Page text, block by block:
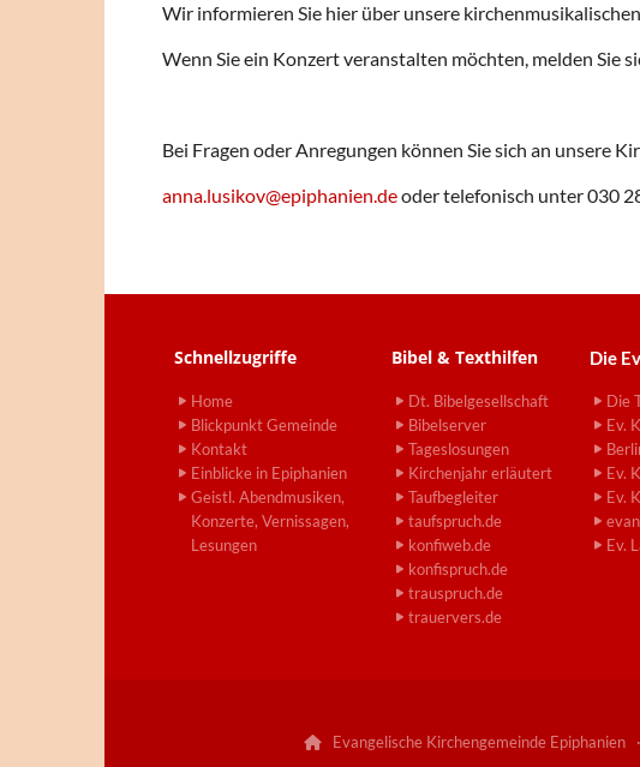
Wir informieren Sie hier über unsere
Wenn Sie ein Konzert veranstalten möchten, melden Sie
Bei Fragen oder Anregungen können Sie sich an unsere
anna.lusikov@epiphanien.deoder telefonisch unter 030
Schnellzugriffe
Home
Blickpunkt Gemeinde
Kontakt
Einblicke in Epiphanien
Geistl. Abendmusiken,
Konzerte, Vernissagen,
Lesungen
Bibel & Texthilfen
Dt. Bibelgesellschaft
Bibelserver
Tageslosungen
Kirchenjahr erläutert
Taufbegleiter
taufspruch.de
konfiweb.de
konfispruch.de
trauspruch.de
trauervers.de
Die
Die
Ev.
Ev.
Ev.
Ev.
Evangelische Kirchengemeinde